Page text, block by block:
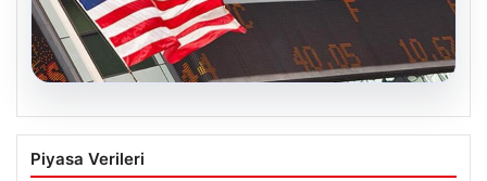
04.08.2026
FED faiz kararı ne zaman açıklanacak?
Nisan ayı faiz beklentisi belli oldu
Piyasa Verileri